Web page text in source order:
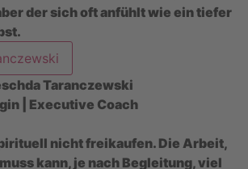
der sich oft anfühlt wie ein tiefer
| Executive Coach
nicht freikaufen. Die Arbeit,
kann, je nach Begleitung, viel